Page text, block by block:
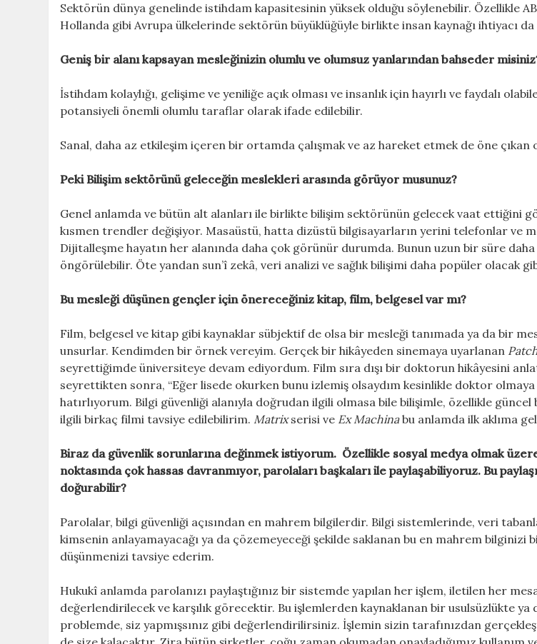
Sektörün dünya genelinde istihdam kapasitesinin yüksek olduğu söylenebilir. Özellikle
Hollanda gibi Avrupa ülkelerinde sektörün büyüklüğüyle birlikte insan kaynağı ihtiyacı
Geniş bir alanı kapsayan mesleğinizin olumlu ve olumsuz yanlarından bahseder
İstihdam kolaylığı, gelişime ve yeniliğe açık olması ve insanlık için hayırlı ve faydalı
potansiyeli önemli olumlu taraflar olarak ifade edilebilir.
Sanal, daha az etkileşim içeren bir ortamda çalışmak ve az hareket etmek de öne çıkan
Peki Bilişim sektörünü geleceğin meslekleri arasında görüyor musunuz?
Genel anlamda ve bütün alt alanları ile birlikte bilişim sektörünün gelecek vaat ettiğini
kısmen trendler değişiyor. Masaüstü, hatta dizüstü bilgisayarların yerini telefonlar ve
Dijitalleşme hayatın her alanında daha çok görünür durumda. Bunun uzun bir süre
öngörülebilir. Öte yandan sun’î zekâ, veri analizi ve sağlık bilişimi daha popüler olacak
Bu mesleği düşünen gençler için önereceğiniz kitap, film, belgesel var mı?
Film, belgesel ve kitap gibi kaynaklar sübjektif de olsa bir mesleği tanımada ya da bir
unsurlar. Kendimden bir örnek vereyim. Gerçek bir hikâyeden sinemaya uyarlanan
seyrettiğimde üniversiteye devam ediyordum. Film sıra dışı bir doktorun hikâyesini
seyrettikten sonra, “Eğer lisede okurken bunu izlemiş olsaydım kesinlikle doktor
hatırlıyorum. Bilgi güvenliği alanıyla doğrudan ilgili olmasa bile bilişimle, özellikle güncel
ilgili birkaç filmi tavsiye edilebilirim.Matrixserisi ve Ex Machinabu anlamda ilk aklıma
Biraz da güvenlik sorunlarına değinmek istiyorum. Özellikle sosyal medya olmak üzere
noktasında çok hassas davranmıyor, parolaları başkaları ile paylaşabiliyoruz. Bu
doğurabilir?
Parolalar, bilgi güvenliği açısından en mahrem bilgilerdir. Bilgi sistemlerinde, veri
kimsenin anlayamayacağı ya da çözemeyeceği şekilde saklanan bu en mahrem bilginizi
düşünmenizi tavsiye ederim.
Hukukî anlamda parolanızı paylaştığınız bir sistemde yapılan her işlem, iletilen her
değerlendirilecek ve karşılık görecektir. Bu işlemlerden kaynaklanan bir usulsüzlükte ya
problemde, siz yapmışsınız gibi değerlendirilirsiniz. İşlemin sizin tarafınızdan